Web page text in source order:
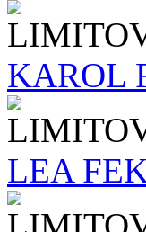
KAROL
LEA